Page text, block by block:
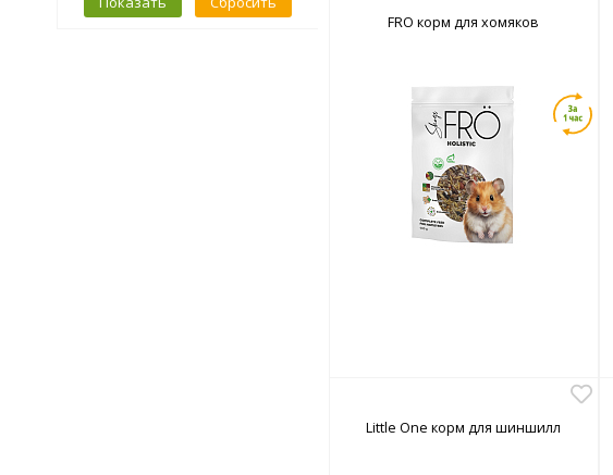
FRO корм для хомяков
Little One корм для шиншилл